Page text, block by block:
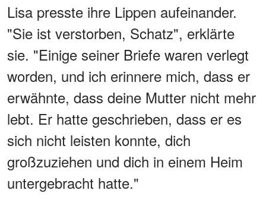
Lisa presste ihre Lippen aufeinander.
"Sie ist verstorben, Schatz", erklärte
sie. "Einige seiner Briefe waren verlegt
worden, und ich erinnere mich, dass er
erwähnte, dass deine Mutter nicht mehr
lebt. Er hatte geschrieben, dass er es
sich nicht leisten konnte, dich
großzuziehen und dich in einem Heim
untergebracht hatte."